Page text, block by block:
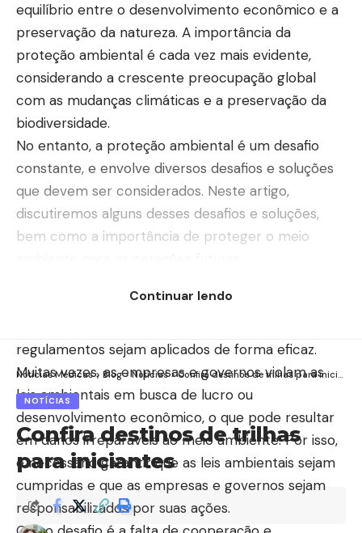
equilíbrio entre o desenvolvimento econômico e a
preservação da natureza. A importância da
proteção ambiental é cada vez mais evidente,
considerando a crescente preocupação global
com as mudanças climáticas e a preservação da
biodiversidade.
No entanto, a proteção ambiental é um desafio
constante, e envolve diversos desafios e soluções
que devem ser considerados. Neste artigo,
discutiremos alguns desses desafios e soluções,
bem como a importância de proteger o meio
Para Bruno Burilli, um dos maiores desafios no
regulamentos sejam aplicados de forma eficaz.
Muitas vezes, as empresas e governos violam as
leis ambientais em busca de lucro ou
desenvolvimento econômico, o que pode resultar
em danos irreparáveis ​​ao meio ambiente. Por isso,
é necessário garantir que as leis ambientais sejam
cumpridas e que as empresas e governos sejam
responsabilizados por suas ações.
Continuar lendo
Notícias Médicas> Blog>Notícias>Confira destinos de trilhas para iniciantes
NOTÍCIAS
Confira destinos de trilhas
para iniciantes